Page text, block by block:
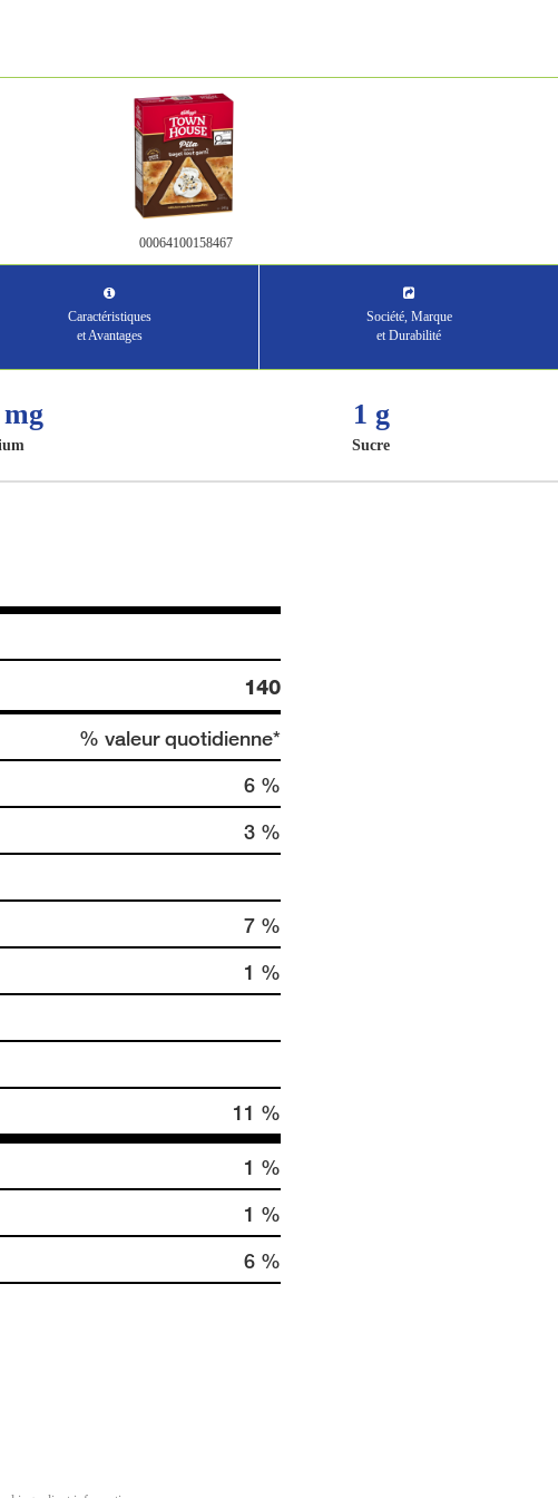
00064100158467
Caractéristiques
et Avantages
Société, Marque
et Durabilité
1 g
Sucre
140
% valeur quotidienne*
6 %
3 %
7 %
1 %
11 %
1 %
1 %
6 %